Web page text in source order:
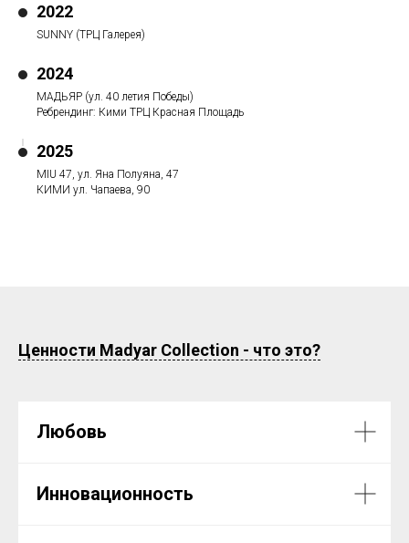
2022
SUNNY (ТРЦ Галерея)
2024
МАДЬЯР (ул. 40 летия Победы)
Ребрендинг: Кими ТРЦ Красная Площадь
2025
MIU 47, ул. Яна Полуяна, 47
КИМИ ул. Чапаева, 90
Ценности Madyar Collection - что это?
Любовь
Инновационность